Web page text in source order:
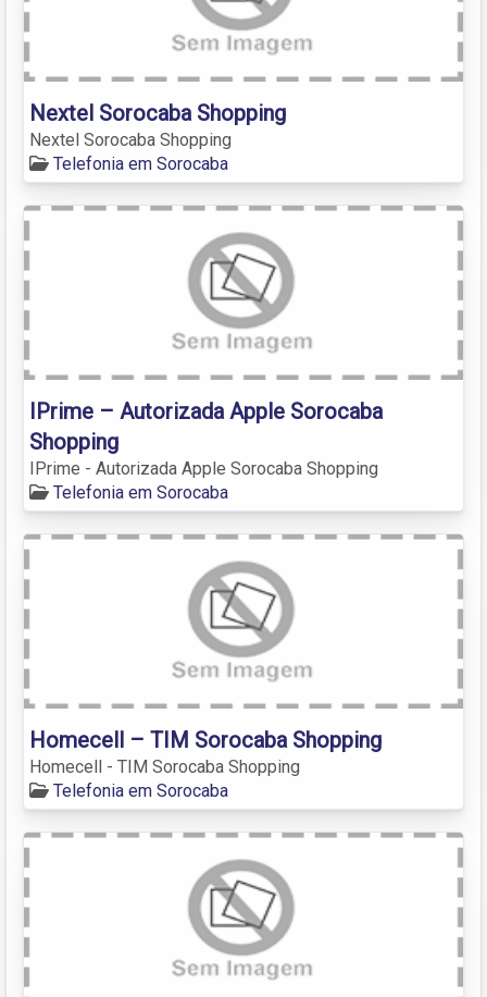
Nextel Sorocaba Shopping
Nextel Sorocaba Shopping
Telefonia em Sorocaba
IPrime – Autorizada Apple Sorocaba
Shopping
IPrime - Autorizada Apple Sorocaba Shopping
Telefonia em Sorocaba
Homecell – TIM Sorocaba Shopping
Homecell - TIM Sorocaba Shopping
Telefonia em Sorocaba